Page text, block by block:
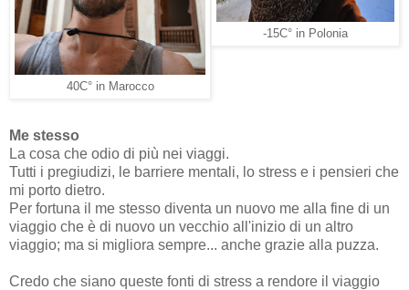
40C° in Marocco
-15C° in Polonia
Me stesso
La cosa che odio di più nei viaggi.
Tutti i pregiudizi, le barriere mentali, lo stress e i pensieri che
mi porto dietro.
Per fortuna il me stesso diventa un nuovo me alla fine di un
viaggio che è di nuovo un vecchio all'inizio di un altro
viaggio; ma si migliora sempre... anche grazie alla puzza.
Credo che siano queste fonti di stress a rendore il viaggio